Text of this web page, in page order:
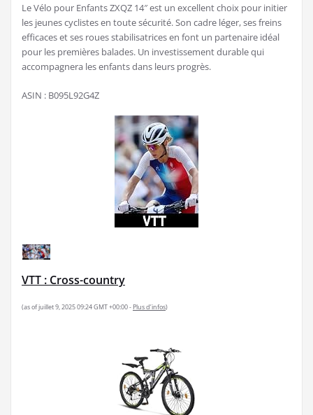
Le Vélo pour Enfants ZXQZ 14″ est un excellent choix pour initier
les jeunes cyclistes en toute sécurité. Son cadre léger, ses freins
efficaces et ses roues stabilisatrices en font un partenaire idéal
pour les premières balades. Un investissement durable qui
accompagnera les enfants dans leurs progrès.
ASIN : B095L92G4Z
VTT : Cross-country
(as of juillet 9, 2025 09:24 GMT +00:00 - Plus d’infos)